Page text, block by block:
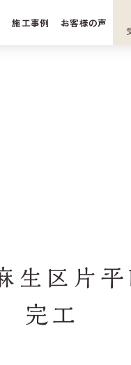
施工事例 お客様の声
生区片平
完工